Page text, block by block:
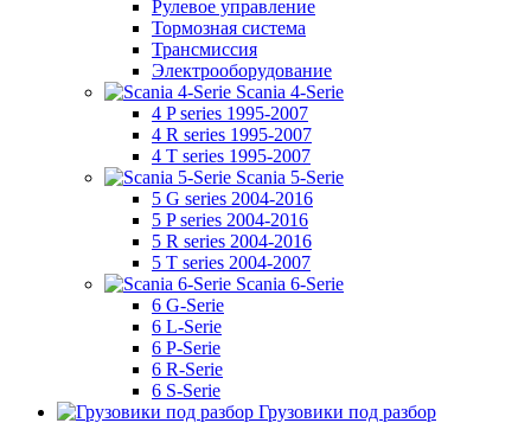
Рулевое управление
Тормозная система
Трансмиссия
Электрооборудование
Scania 4-Serie
4 P series 1995-2007
4 R series 1995-2007
4 T series 1995-2007
Scania 5-Serie
5 G series 2004-2016
5 P series 2004-2016
5 R series 2004-2016
5 T series 2004-2007
Scania 6-Serie
6 G-Serie
6 L-Serie
6 P-Serie
6 R-Serie
6 S-Serie
Грузовики под разбор